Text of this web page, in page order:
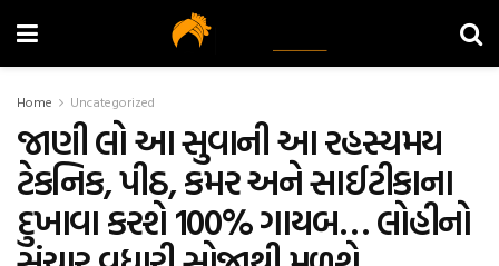
Home Uncategorized
જાણી લો આ સુવાની આ રહસ્યમય
ટેકનિક, પીઠ, કમર અને સાઈટીકાના
દુખાવા કરશે 100% ગાયબ… લોહીનો